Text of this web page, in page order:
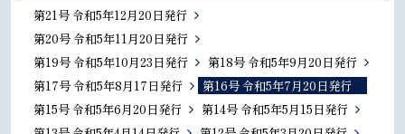
第21号 令和5年12月20日発行
第20号 令和5年11月20日発行
第19号 令和5年10月23日発行
第18号 令和5年9月20日発行
第17号 令和5年8月17日発行
第16号 令和5年7月20日発行
第15号 令和5年6月20日発行
第14号 令和5年5月15日発行